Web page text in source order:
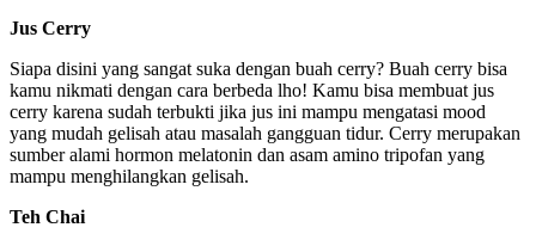
Jus Cerry
Siapa disini yang sangat suka dengan buah cerry? Buah cerry bisa
kamu nikmati dengan cara berbeda lho! Kamu bisa membuat jus
cerry karena sudah terbukti jika jus ini mampu mengatasi mood
yang mudah gelisah atau masalah gangguan tidur. Cerry merupakan
sumber alami hormon melatonin dan asam amino tripofan yang
mampu menghilangkan gelisah.
Teh Chai